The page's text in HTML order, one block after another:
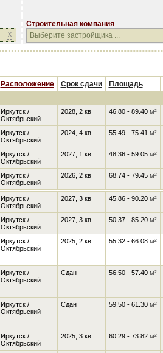
X
Строительная компания
Строительная компания
Расположение Срок сдачи Площадь
Иркутск /
Октябрьский
2028, 2 кв 46.80 - 89.40 м²
Иркутск /
Октябрьский
2024, 4 кв 55.49 - 75.41 м²
Иркутск /
Октябрьский
2027, 1 кв 48.36 - 59.05 м²
Иркутск /
Октябрьский
2026, 2 кв 68.74 - 79.45 м²
Иркутск /
Октябрьский
2027, 3 кв 45.86 - 90.20 м²
Иркутск /
Октябрьский
2027, 3 кв 50.37 - 85.20 м²
Иркутск /
Октябрьский
2025, 2 кв 55.32 - 66.08 м²
Иркутск /
Октябрьский
Сдан 56.50 - 57.40 м²
Иркутск /
Октябрьский
Сдан 59.50 - 61.30 м²
Иркутск /
Октябрьский
2025, 3 кв 60.29 - 73.82 м²